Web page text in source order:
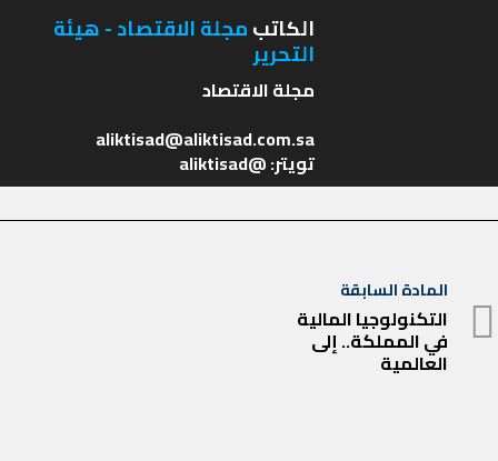
الكاتبمجلة الاقتصاد - هيئة
التحرير
تويتر: @aliktisad
تصفّح
المقالات
المادة السابقة
المادة
السابقة
التكنولوجيا المالية
في المملكة.. إلى
العالمية